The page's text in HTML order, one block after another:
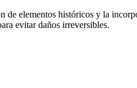
de elementos históricos y la
evitar daños irreversibles.